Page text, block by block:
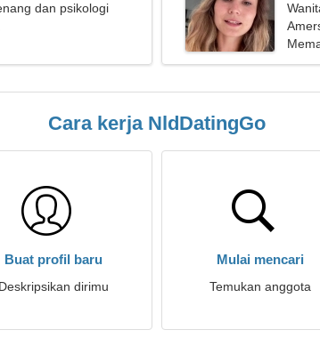
dan psikologi
Cara kerja NldDatingGo
Buat profil baru
Deskripsikan dirimu
Mulai mencari
Temukan anggota